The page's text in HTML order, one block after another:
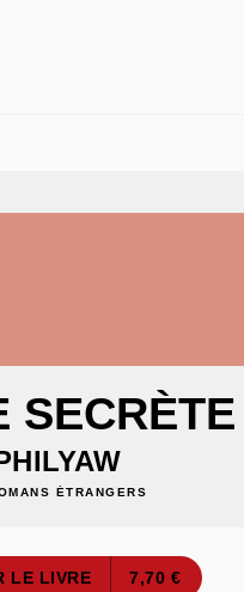
ÉTRANGERS
LE LIVRE 7,70 €